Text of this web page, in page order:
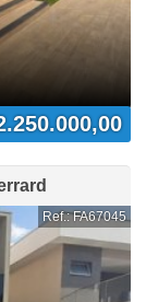
Ref.: FA67045